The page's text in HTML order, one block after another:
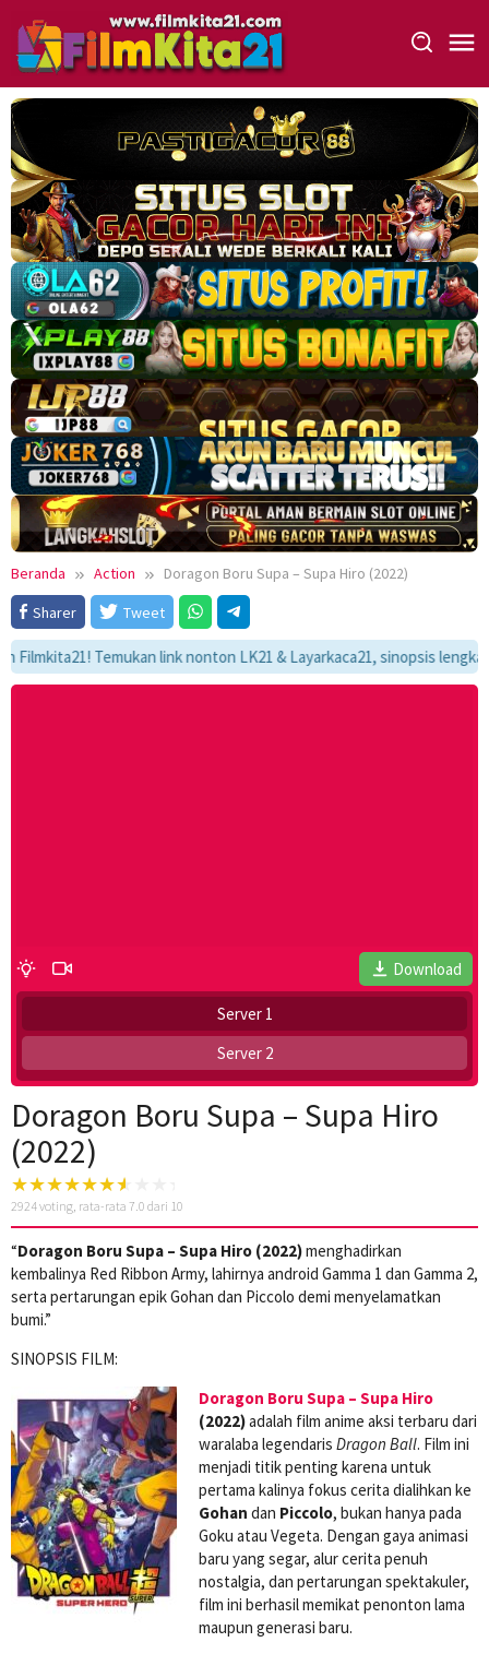
konten
Beranda Action
Doragon Boru Supa – Supa Hiro (2022)
Sharer
Tweet
Temukan link nonton LK21 & Layarkaca21, sinopsis lengkap,
Download
Server 1
Server 2
Doragon Boru Supa – Supa Hiro
(2022)
2924voting, rata-rata 7.0 dari 10
“Doragon Boru Supa – Supa Hiro (2022)menghadirkan
kembalinya Red Ribbon Army, lahirnya android Gamma 1 dan Gamma 2,
serta pertarungan epik Gohan dan Piccolo demi menyelamatkan
bumi.”
SINOPSIS FILM:
Doragon Boru Supa – Supa Hiro
(2022)adalah film anime aksi terbaru dari
waralaba legendaris Dragon Ball. Film ini
menjadi titik penting karena untuk
pertama kalinya fokus cerita dialihkan ke
Gohan dan Piccolo, bukan hanya pada
Goku atau Vegeta. Dengan gaya animasi
baru yang segar, alur cerita penuh
nostalgia, dan pertarungan spektakuler,
film ini berhasil memikat penonton lama
maupun generasi baru.